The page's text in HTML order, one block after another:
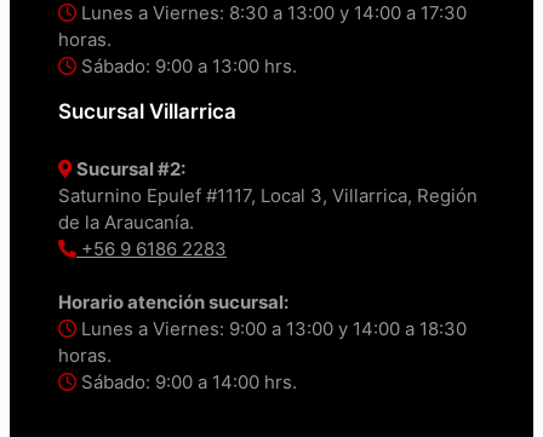
Lunes a Viernes: 8:30 a 13:00 y 14:00 a 17:30
horas.
Sábado: 9:00 a 13:00 hrs.
Sucursal Villarrica
Sucursal #2:
Saturnino Epulef #1117, Local 3, Villarrica, Región
de la Araucanía.
+56 9 6186 2283
Horario atención sucursal:
Lunes a Viernes: 9:00 a 13:00 y 14:00 a 18:30
horas.
Sábado: 9:00 a 14:00 hrs.